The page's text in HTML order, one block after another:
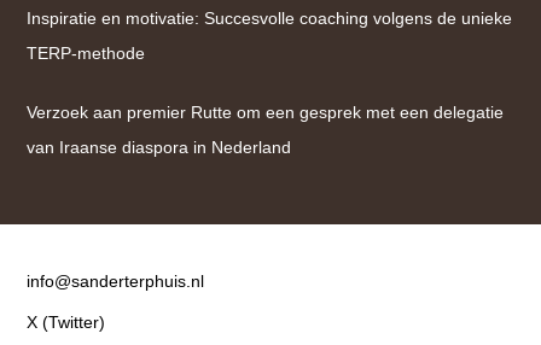
Inspiratie en motivatie: Succesvolle coaching volgens de unieke
TERP-methode
Verzoek aan premier Rutte om een gesprek met een delegatie
van Iraanse diaspora in Nederland
Contact
info@sanderterphuis.nl
X (Twitter)